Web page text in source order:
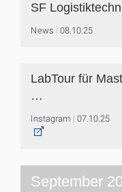
SF
News 08.10.25
LabTour für
…
Instagram 07.10.25
September